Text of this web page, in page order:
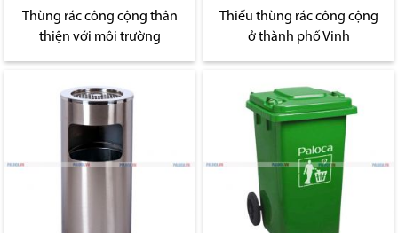
Thùng rác công cộng thân
thiện với môi trường
Thiếu thùng rác công cộng
ở thành phố Vinh